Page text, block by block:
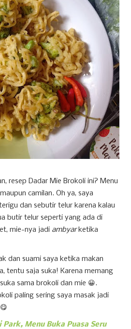
resep Dadar Mie Brokoli ini? Menu
camilan. Oh ya, saya
dan sebutir telur karena kalau
butir telur seperti yang ada di
mie-nya jadi ambyar ketika
dan suami saya ketika makan
tentu saja suka! Karena memang
sama brokoli dan mie 😀.
paling sering saya masak jadi
Menu Buka Puasa Seru